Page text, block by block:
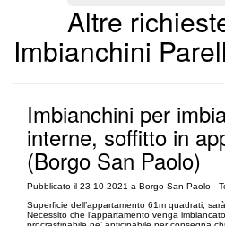
Altre
Imbianchini
Imbianchini per
interne, soffitto in
(Borgo San Paolo)
Pubblicato il 23-10-2021 a Borgo San Paolo -
Superficie dell’appartamento 61m quadrati,
Necessito che l’appartamento venga